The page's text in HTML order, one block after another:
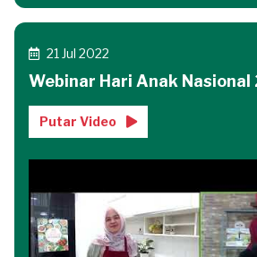
21 Jul 2022
Webinar Hari Anak Nasional
Putar Video